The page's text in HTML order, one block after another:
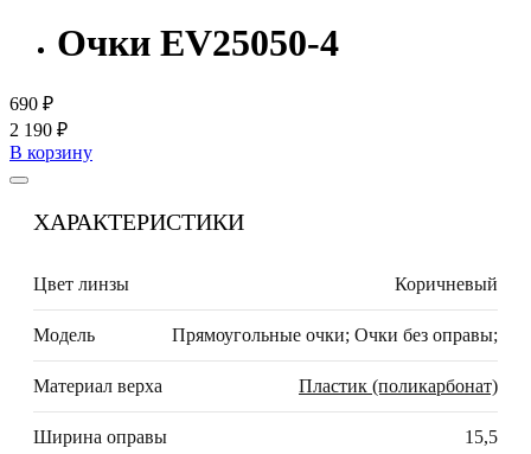
Очки EV25050-4
690 ₽
2 190 ₽
В корзину
ХАРАКТЕРИСТИКИ
Цвет линзы Коричневый
Модель Прямоугольные очки; Очки без оправы;
Материал верха Пластик (поликарбонат)
Ширина оправы 15,5